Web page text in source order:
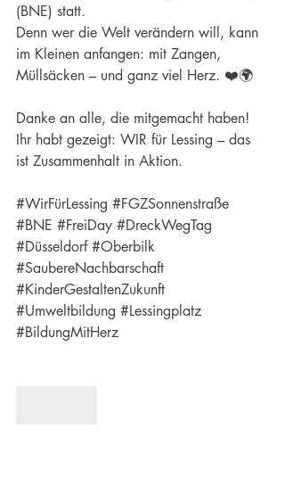
(BNE) statt.
Denn wer die Welt verändern will, kann
im Kleinen anfangen: mit Zangen,
Müllsäcken – und ganz viel Herz. ❤️🌍
Danke an alle, die mitgemacht haben!
Ihr habt gezeigt: WIR für Lessing – das
ist Zusammenhalt in Aktion.
#WirFürLessing #FGZSonnenstraße
#BNE #FreiDay #DreckWegTag
#Düsseldorf #Oberbilk
#SaubereNachbarschaft
#KinderGestaltenZukunft
#Umweltbildung #Lessingplatz
#BildungMitHerz